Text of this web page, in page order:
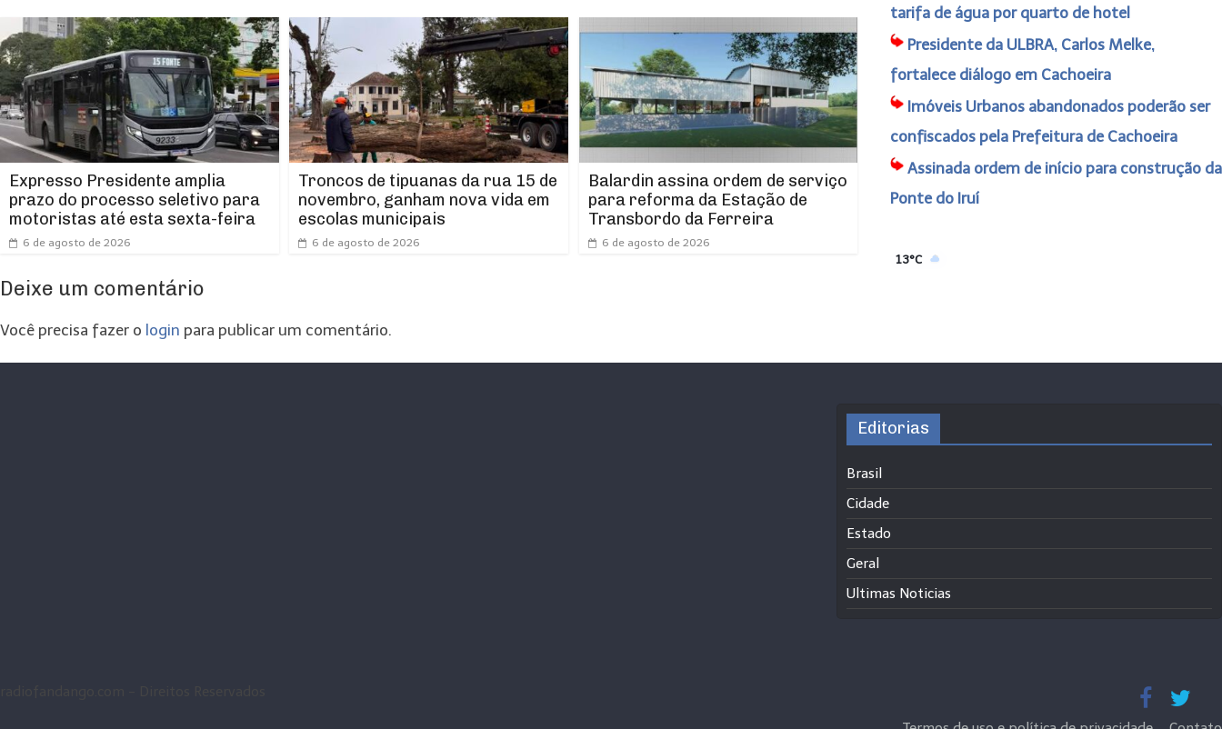
Expresso Presidente amplia
prazo do processo seletivo para
motoristas até esta sexta-feira
6 de agosto de 2026
Troncos de tipuanas da rua 15 de
novembro, ganham nova vida em
escolas municipais
6 de agosto de 2026
Balardin assina ordem de serviço
para reforma da Estação de
Transbordo da Ferreira
6 de agosto de 2026
Deixe um comentário
Você precisa fazer o login para publicar um comentário.
tarifa de água por quarto de hotel
Presidente da ULBRA, Carlos Melke,
fortalece diálogo em Cachoeira
Imóveis Urbanos abandonados poderão ser
confiscados pela Prefeitura de Cachoeira
Assinada ordem de início para construção da
Ponte do Iruí
13°C
Editorias
Brasil
Cidade
Estado
Geral
Ultimas Noticias